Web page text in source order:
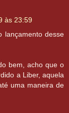
às 23:59
lançamento desse
bem, acho que o
a Liber, aquela
uma maneira de